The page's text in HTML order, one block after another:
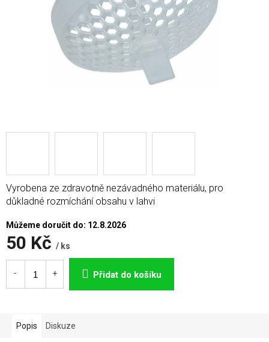
50 Kč / ks
Měrná
cena:
Můžeme doručit do: 12.8.2026
Přidat do košíku
Vyrobena ze zdravotně nezávadného materiálu, pro
důkladné rozmíchání obsahu v lahvi
Popis Diskuze